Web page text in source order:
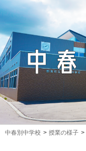
中春別中学校 授業の様子